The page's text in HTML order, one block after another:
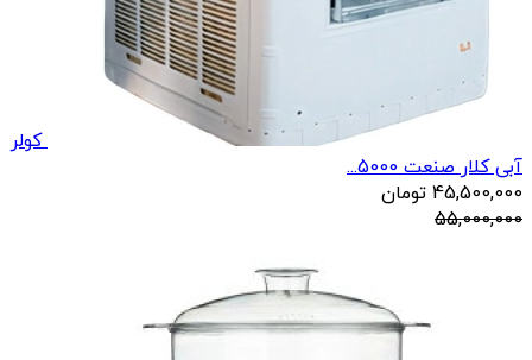
کولر
آبی کلار صنعت 5000...
45,500,000 تومان
55,000,000